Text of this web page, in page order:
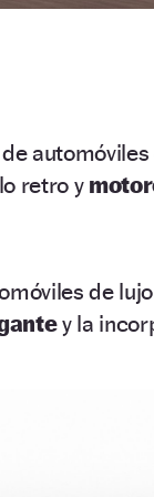
de
retro y
de
y la